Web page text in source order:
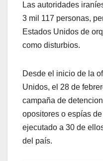
Las autoridades
3 mil 117 personas,
Estados Unidos de
como disturbios.
Desde el inicio de la
Unidos, el 28 de
campaña de
opositores o espías de
ejecutado a 30 de
del país.